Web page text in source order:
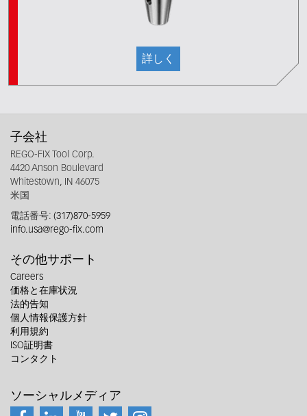
詳しく
子会社
REGO-FIX Tool Corp.
4420 Anson Boulevard
Whitestown, IN 46075
米国
電話番号: (317)870-5959
info.usa@rego-fix.com
その他サポート
Careers
価格と在庫状況
法的告知
個人情報保護方針
利用規約
ISO証明書
コンタクト
ソーシャルメディア